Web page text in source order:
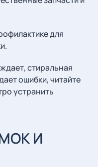
для
стиральная
ошибки, читайте
устранить
И